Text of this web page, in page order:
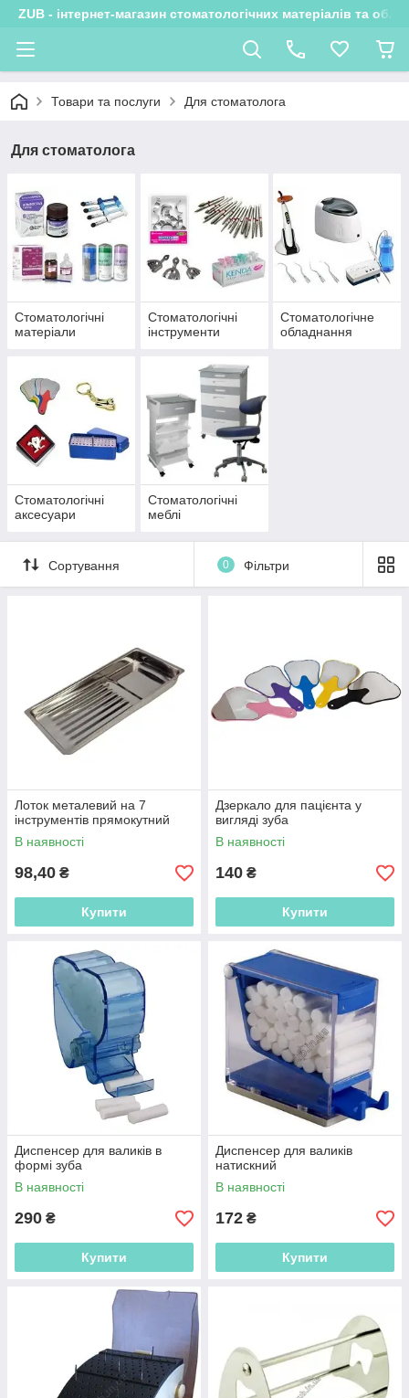
ZUB - інтернет-магазин стоматологічних матеріалів та
Товари та послуги Для стоматолога
Для стоматолога
Стоматологічні
матеріали
Стоматологічні
інструменти
Стоматологічне
обладнання
Стоматологічні
аксесуари
Стоматологічні
меблі
Сортування 0 Фільтри
Лоток металевий на 7
інструментів прямокутний
В наявності
98,40 ₴
Купити
Дзеркало для пацієнта у
вигляді зуба
В наявності
140 ₴
Купити
Диспенсер для валиків в
формі зуба
В наявності
290 ₴
Купити
Диспенсер для валиків
натискний
В наявності
172 ₴
Купити